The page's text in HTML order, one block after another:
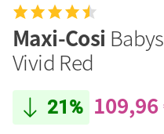
Maxi-Cosi
Vivid Red
21% 109,96